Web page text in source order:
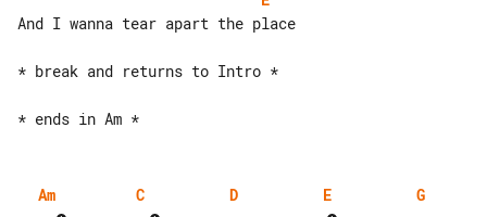
And I wanna tear apart the place
* break and returns to Intro *
Am C D E G